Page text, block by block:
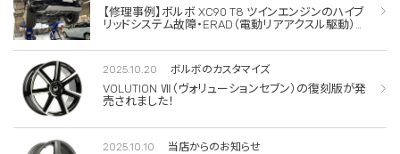
【修理事例】ボルボ XC90 T8 ツインエンジンのハイブ
リッドシステム故障・ERAD（電動リアアクスル駆動）交
2025.10.20 ボルボのカスタマイズ
VOLUTION Ⅶ（ヴォリューションセブン）の復刻版が発
売されました！
2025.10.10 当店からのお知らせ